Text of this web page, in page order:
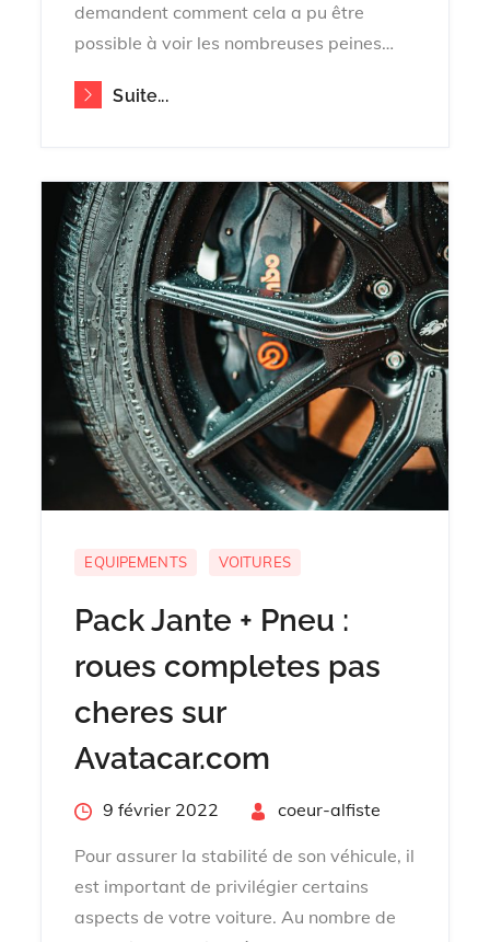
demandent comment cela a pu être
possible à voir les nombreuses peines…
Suite...
EQUIPEMENTS VOITURES
Pack Jante + Pneu :
roues completes pas
cheres sur
Avatacar.com
Posted9 février 2022 coeur-alfiste
Pour assurer la stabilité de son véhicule, il
est important de privilégier certains
aspects de votre voiture. Au nombre de